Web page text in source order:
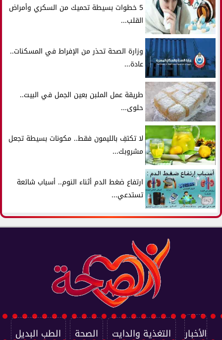
5 خطوات بسيطة تحميك من السكري وأمراض
القلب...
وزارة الصحة تحذر من الإفراط في المسكنات..
عادة...
طريقة عمل الملبن بعين الجمل في البيت..
حلوى...
لا تكتفِ بالليمون فقط.. مكونات بسيطة تجعل
مشروبك...
ارتفاع ضغط الدم أثناء النوم.. أسباب شائعة
تستدعي...
الأخبار التغذية والدايت الصحة الطب البديل